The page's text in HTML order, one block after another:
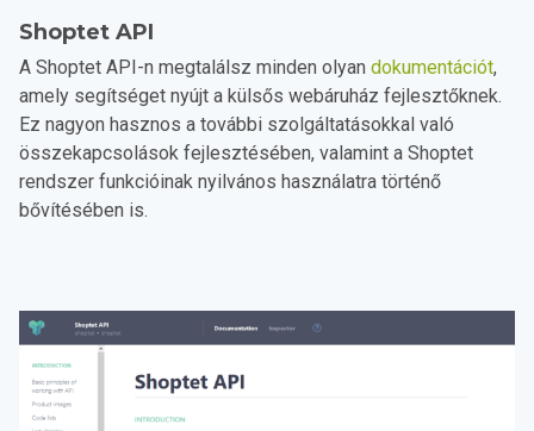
Shoptet API
A Shoptet API-n megtalálsz minden olyan dokumentációt,
amely segítséget nyújt a külsős webáruház fejlesztőknek.
Ez nagyon hasznos a további szolgáltatásokkal való
összekapcsolások fejlesztésében, valamint a Shoptet
rendszer funkcióinak nyilvános használatra történő
bővítésében is.